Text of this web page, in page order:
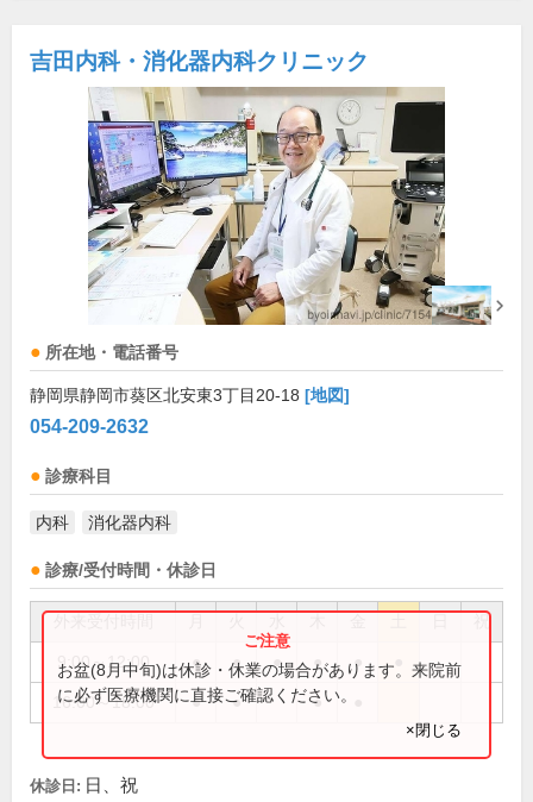
吉田内科・消化器内科クリニック
所在地・電話番号
静岡県静岡市葵区北安東3丁目20-18 [地図]
054-209-2632
診療科目
内科 消化器内科
診療/受付時間・休診日
祝
9:00～12:00 ● ● ● ● ●
16:00～18:00 ● ● ●
お盆(8月中旬)は休診・休業の場合があります。来院前
に必ず医療機関に直接ご確認ください。
×閉じる
休診日: 日、祝